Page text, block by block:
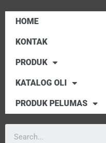
HOME
KONTAK
PRODUK
KATALOG OLI
PRODUK PELUMAS